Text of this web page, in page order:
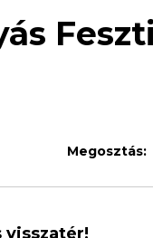
Megosztás: